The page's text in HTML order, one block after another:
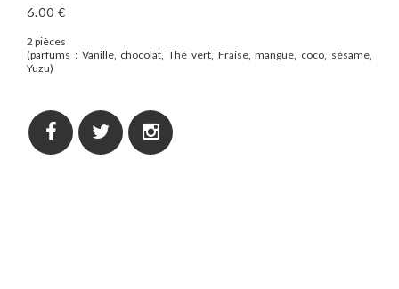
6.00 €
2 pièces
(parfums : Vanille, chocolat,Thé vert, Fraise, mangue, coco, sésame,
Yuzu)